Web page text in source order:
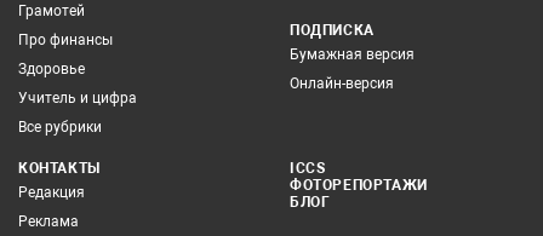
Грамотей
Про финансы
Здоровье
Учитель и цифра
Все рубрики
ПОДПИСКА
Бумажная версия
Онлайн-версия
КОНТАКТЫ
Редакция
Реклама
ICCS
ФОТОРЕПОРТАЖИ
БЛОГ